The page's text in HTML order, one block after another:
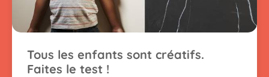
Tous les enfants sont créatifs.
Faites le test !